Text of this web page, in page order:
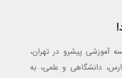
آموزشی پیشرو در تهران،
دانشگاهی و علمی، به